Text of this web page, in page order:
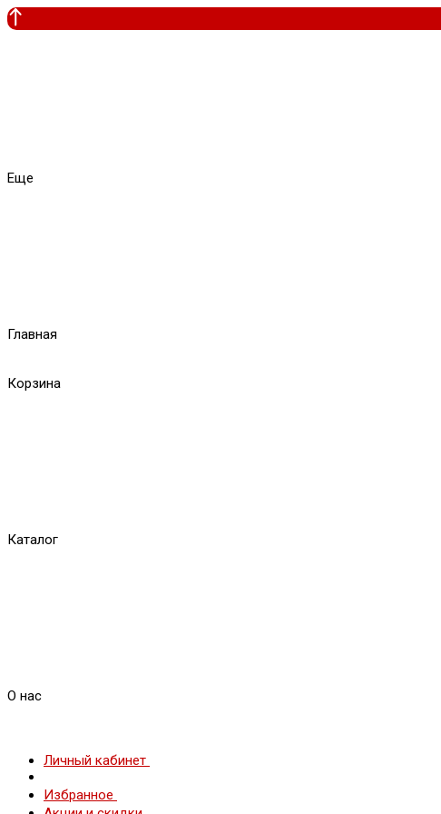
Еще
Главная
Корзина
Каталог
О нас
Личный кабинет
Избранное